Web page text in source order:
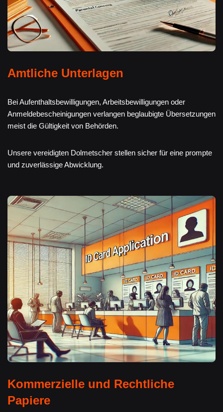
Amtliche Unterlagen
Bei Aufenthaltsbewilligungen, Arbeitsbewilligungen oder
Anmeldebescheinigungen verlangen beglaubigte Übersetzungen
meist die Gültigkeit von Behörden.
Unsere vereidigten Dolmetscher stellen sicher für eine prompte
und zuverlässige Abwicklung.
Kommerzielle und Rechtliche
Papiere